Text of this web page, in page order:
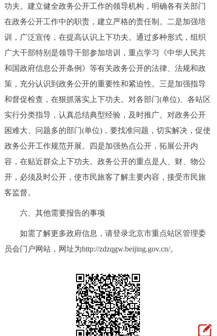
功夫。建立健全政务公开工作的领导机构，明确各有关部门
在政务公开工作中的职责，建立严格的责任制。二是加强培
训，广泛宣传，在提高认识上下功夫。通过多种形式，组织
广大干部特别是领导干部参加培训，重点学习《中华人民共
和国政府信息公开条例》等有关政务公开的法律、法规和政
策，充分认识到政务公开的重要性和紧迫性。三是加强指导
和督促检查，在狠抓落实上下功夫。对各部门(单位)、各站区
实行分类指导，认真总结典型经验，及时推广。对政务公开
困难大、问题多的部门(单位)，要找准问题，切实解决，促使
政务公开工作规范开展。四是加强热点公开，拓展公开内
容，在贴近群众上下功夫。政务公开的重点是人、财、物公
开，必须及时公开，使市民旅客了解主要内容，接受市民旅
客监督。
六、其他需要报告的事项
如需了解更多政府信息，请登录北京市重点站区管理委
员会门户网站，网址为http://zdzqgw.beijing.gov.cn/。